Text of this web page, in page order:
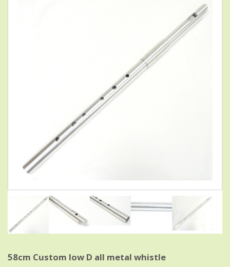
58cm Custom low D all metal whistle